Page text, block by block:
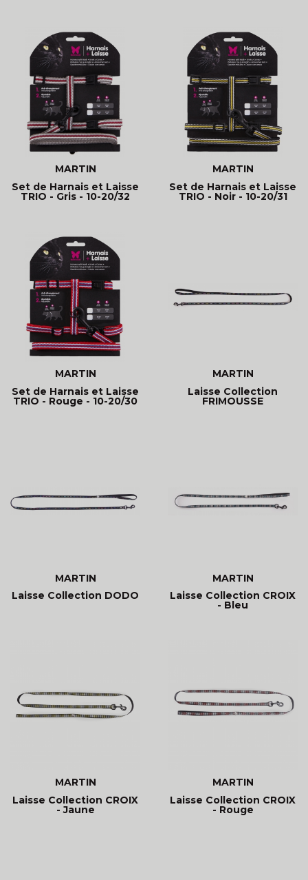
MARTIN
Set de Harnais et Laisse
TRIO - Gris - 10-20/32
MARTIN
Set de Harnais et Laisse
TRIO - Noir - 10-20/31
MARTIN
Set de Harnais et Laisse
TRIO - Rouge - 10-20/30
MARTIN
Laisse Collection
FRIMOUSSE
MARTIN
Laisse Collection DODO
MARTIN
Laisse Collection CROIX
- Bleu
MARTIN
Laisse Collection CROIX
- Jaune
MARTIN
Laisse Collection CROIX
- Rouge